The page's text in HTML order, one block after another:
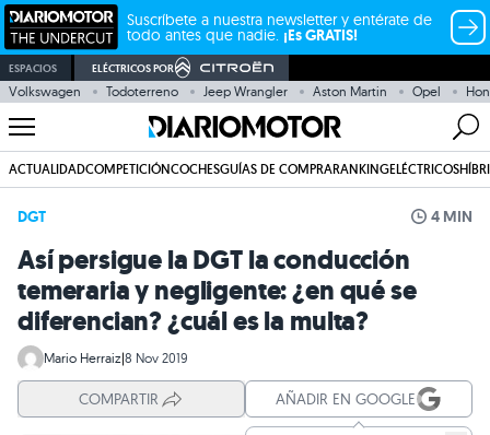
Suscríbete a nuestra newsletter y entérate de
todo antes que nadie. ¡Es GRATIS!
ESPACIOS ELÉCTRICOS POR
Volkswagen Todoterreno Jeep Wrangler Aston Martin Opel
ACTUALIDADCOMPETICIÓNCOCHESGUÍAS DE COMPRARANKINGELÉCTRICOS
DGT 4 MIN
Así persigue la DGT la conducción
temeraria y negligente: ¿en qué se
diferencian? ¿cuál es la multa?
Mario Herraiz|8 Nov 2019
COMPARTIR AÑADIR EN GOOGLE